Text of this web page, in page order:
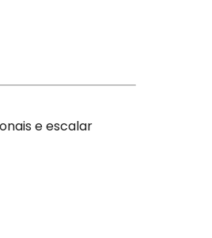
e escalar